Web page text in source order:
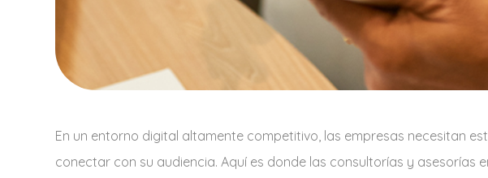
En un entorno digital altamente competitivo, las empresas necesitan
conectar con su audiencia. Aquí es donde las consultorías y asesorías